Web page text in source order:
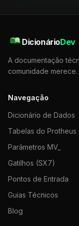
DicionárioDev
A documentação
comunidade merece.
Navegação
Dicionário de Dados
Tabelas do Protheus
Parâmetros MV_
Gatilhos (SX7)
Pontos de Entrada
Guias Técnicos
Blog